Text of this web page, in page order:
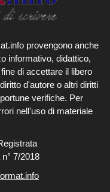
provengono anche
informativo, didattico,
di accettare il libero
d'autore o altri diritti
verifiche. Per
nell'uso di materiale
7/2018